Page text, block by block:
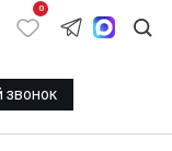
0
звонок